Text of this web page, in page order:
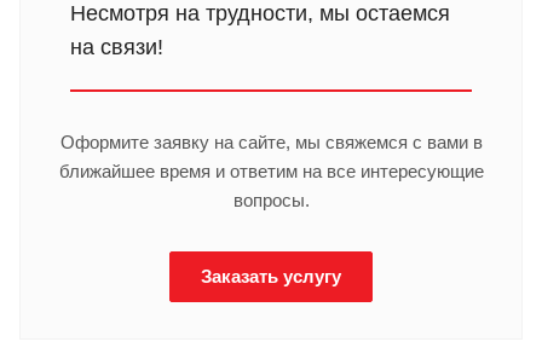
Несмотря на трудности, мы остаемся
на связи!
Оформите заявку на сайте, мы свяжемся с вами в
ближайшее время и ответим на все интересующие
вопросы.
Заказать услугу